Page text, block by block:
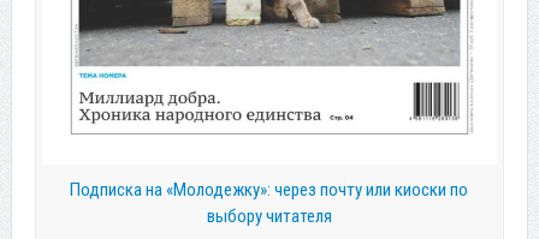
Подписка на «Молодежку»: через почту или киоски по
выбору читателя